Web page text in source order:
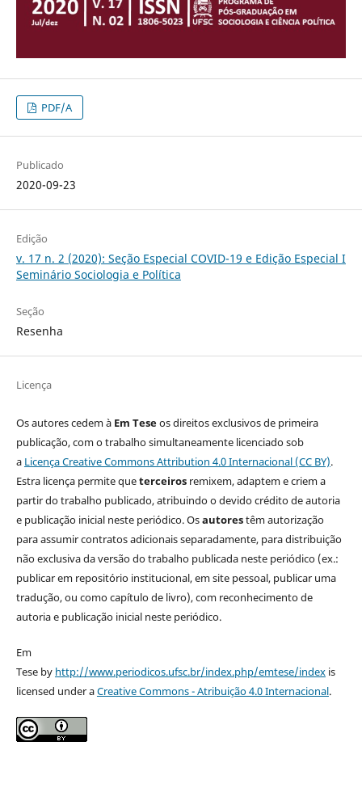
PDF/A
Publicado
2020-09-23
Edição
v. 17 n. 2 (2020): Seção Especial COVID-19 e Edição Especial I
Seminário Sociologia e Política
Seção
Resenha
Licença
Os autores cedem à Em Teseos direitos exclusivos de primeira
publicação, com o trabalho simultaneamente licenciado sob
a Licença Creative Commons Attribution 4.0 Internacional (CC BY).
Estra licença permite queterceirosremixem, adaptem e criem a
partir do trabalho publicado, atribuindo o devido crédito de autoria
e publicação inicial neste periódico. Osautorestêm autorização
para assumir contratos adicionais separadamente, para distribuição
não exclusiva da versão do trabalho publicada neste periódico (ex.:
publicar em repositório institucional, em site pessoal, publicar uma
tradução, ou como capítulo de livro), com reconhecimento de
autoria e publicação inicial neste periódico.
Em
Tese by http://www.periodicos.ufsc.br/index.php/emtese/indexis
licensed under aCreative Commons - Atribuição 4.0 Internacional.